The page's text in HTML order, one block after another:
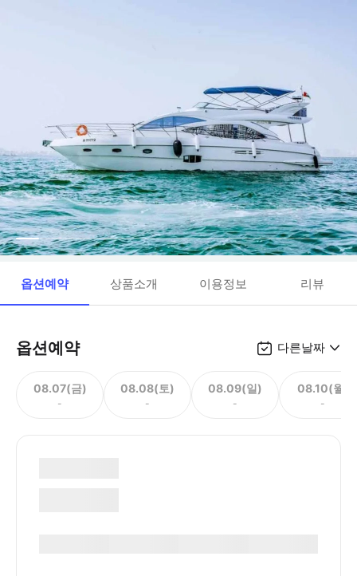
옵션예약 상품소개 이용정보 리뷰
옵션예약 다른날짜
08.07(금)
-
08.08(토)
-
08.09(일)
-
08.10(월)
-